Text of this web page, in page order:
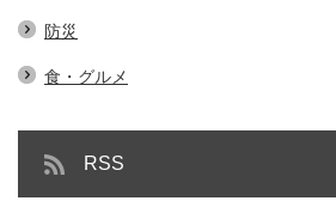
防災
食・グルメ
RSS